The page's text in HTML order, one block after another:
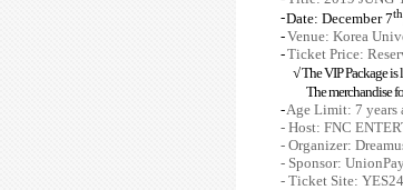
-Date: December 7th
-Venue: Korea
-Ticket Price:
√ The VIP Package
The merchandise
-Age Limit: 7 years
- Host: FNC
- Organizer:
- Sponsor:
- Ticket Site: YES24